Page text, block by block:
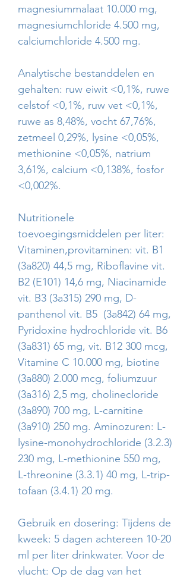
magnesiummalaat 10.000 mg,
magnesi­umchloride 4.500 mg,
calciumchloride 4.500 mg.
Analytische bestanddelen en
gehalten: ruw eiwit <0,1%, ruwe
celstof <0,1%, ruw vet <0,1%,
ruwe as 8,48%, vocht 67,76%,
zetmeel 0,29%, lysine <0,05%,
methionine <0,05%, natrium
3,61%, calcium <0,138%, fosfor
<0,002%.
Nutritionele
toevoegingsmiddelen per liter:
Vitaminen,provitaminen: vit. B1
(3a820) 44,5 mg, Riboflavine vit.
B2 (E101) 14,6 mg, Niacinamide
vit. B3 (3a315) 290 mg, D-
panthenol vit. B5 (3a842) 64 mg,
Pyridoxine hydrochloride vit. B6
(3a831) 65 mg, vit. B12 300 mcg,
Vitamine C 10.000 mg, biotine
(3a880) 2.000 mcg, foliumzuur
(3a316) 2,5 mg, cholinecloride
(3a890) 700 mg, L-carnitine
(3a910) 250 mg. Aminozuren: L-
lysine-monohydrochloride (3.2.3)
230 mg, L-methionine 550 mg,
L-threonine (3.3.1) 40 mg, L-trip­
tofaan (3.4.1) 20 mg.
Gebruik en dosering: Tijdens de
kweek: 5 dagen achtereen 10-20
ml per liter drinkwater. Voor de
vlucht: Op de dag van het